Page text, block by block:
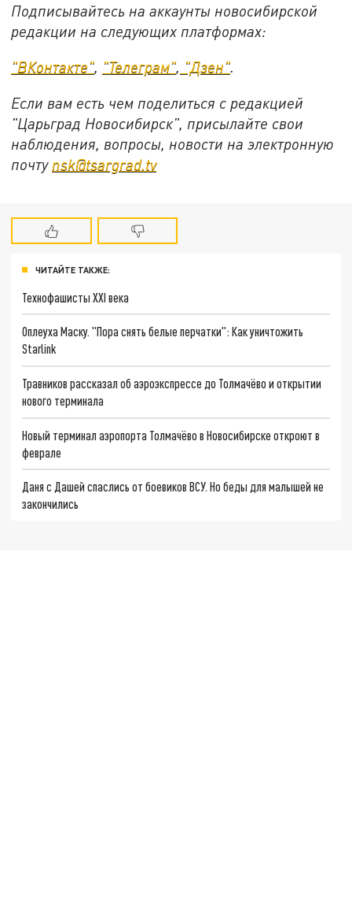
Подписывайтесь на аккаунты новосибирской
редакции на следующих платформах:
"ВКонтакте", "Телеграм", "Дзен".
Если вам есть чем поделиться с редакцией
"Царьград Новосибирск", присылайте свои
наблюдения, вопросы, новости на электронную
почту nsk@tsargrad.tv
ЧИТАЙТЕ ТАКЖЕ:
Технофашисты XXI века
Оплеуха Маску. "Пора снять белые перчатки": Как уничтожить
Starlink
Травников рассказал об аэроэкспрессе до Толмачёво и открытии
нового терминала
Новый терминал аэропорта Толмачёво в Новосибирске откроют в
феврале
Даня с Дашей спаслись от боевиков ВСУ. Но беды для малышей не
закончились